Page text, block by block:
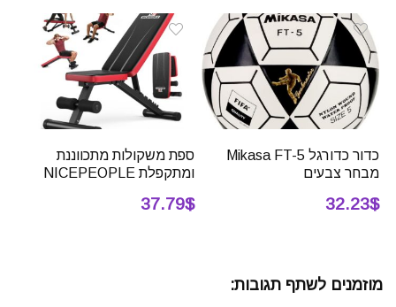
כדור כדורגל Mikasa FT-5
מבחר צבעים
32.23$
ספת משקולות מתכווננת
ומתקפלת NICEPEOPLE
37.79$
מוזמנים לשתף תגובות: